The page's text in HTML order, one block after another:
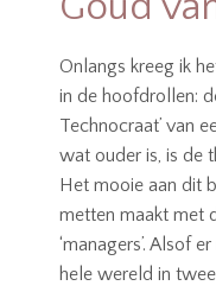
Onlangs kreeg ik
in de hoofdrollen:
Technocraat’ van
wat ouder is, is de
Het mooie aan dit
metten maakt met
‘managers’. Alsof
hele wereld in